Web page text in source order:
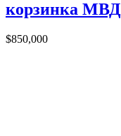
корзинка МВД
$850,000